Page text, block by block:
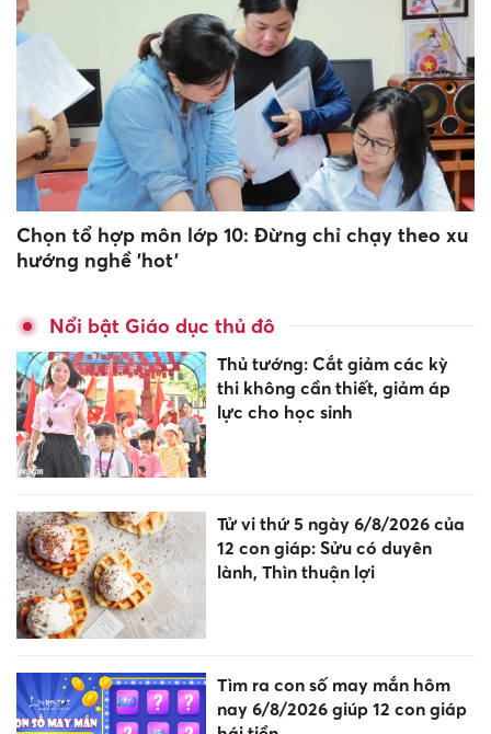
Chọn tổ hợp môn lớp 10: Đừng chỉ chạy theo xu
hướng nghề 'hot'
Nổi bật Giáo dục thủ đô
Thủ tướng: Cắt giảm các kỳ
thi không cần thiết, giảm áp
lực cho học sinh
Tử vi thứ 5 ngày 6/8/2026 của
12 con giáp: Sửu có duyên
lành, Thìn thuận lợi
Tìm ra con số may mắn hôm
nay 6/8/2026 giúp 12 con giáp